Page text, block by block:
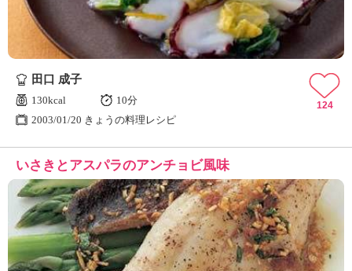
田口 成子
130kcal
10分
2003/01/20 きょうの料理レシピ
124
いさきとアスパラのアンチョビ風味